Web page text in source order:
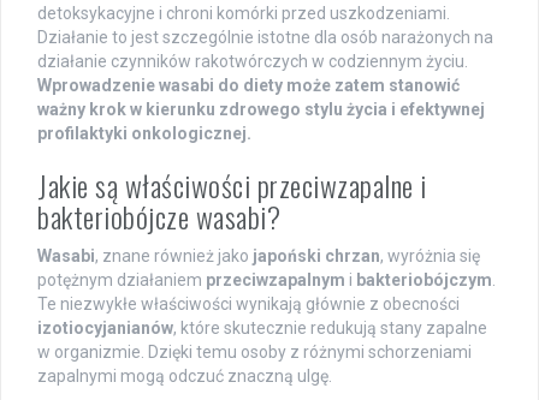
detoksykacyjne i chroni komórki przed uszkodzeniami.
Działanie to jest szczególnie istotne dla osób narażonych na
działanie czynników rakotwórczych w codziennym życiu.
Wprowadzenie wasabi do diety może zatem stanowić
ważny krok w kierunku zdrowego stylu życia i efektywnej
profilaktyki onkologicznej.
Jakie są właściwości przeciwzapalne i
bakteriobójcze wasabi?
Wasabi, znane również jako japoński chrzan, wyróżnia się
potężnym działaniem przeciwzapalnym i bakteriobójczym
Te niezwykłe właściwości wynikają głównie z obecności
izotiocyjanianów, które skutecznie redukują stany zapalne
w organizmie. Dzięki temu osoby z różnymi schorzeniami
zapalnymi mogą odczuć znaczną ulgę.